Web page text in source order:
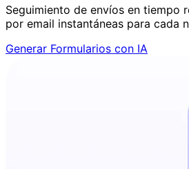
Seguimiento de envíos en tiempo
por email instantáneas para cada
Generar Formularios con IA